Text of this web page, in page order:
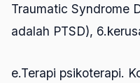
Traumatic Syndrome
adalah PTSD),
e.Terapi psikoterapi.